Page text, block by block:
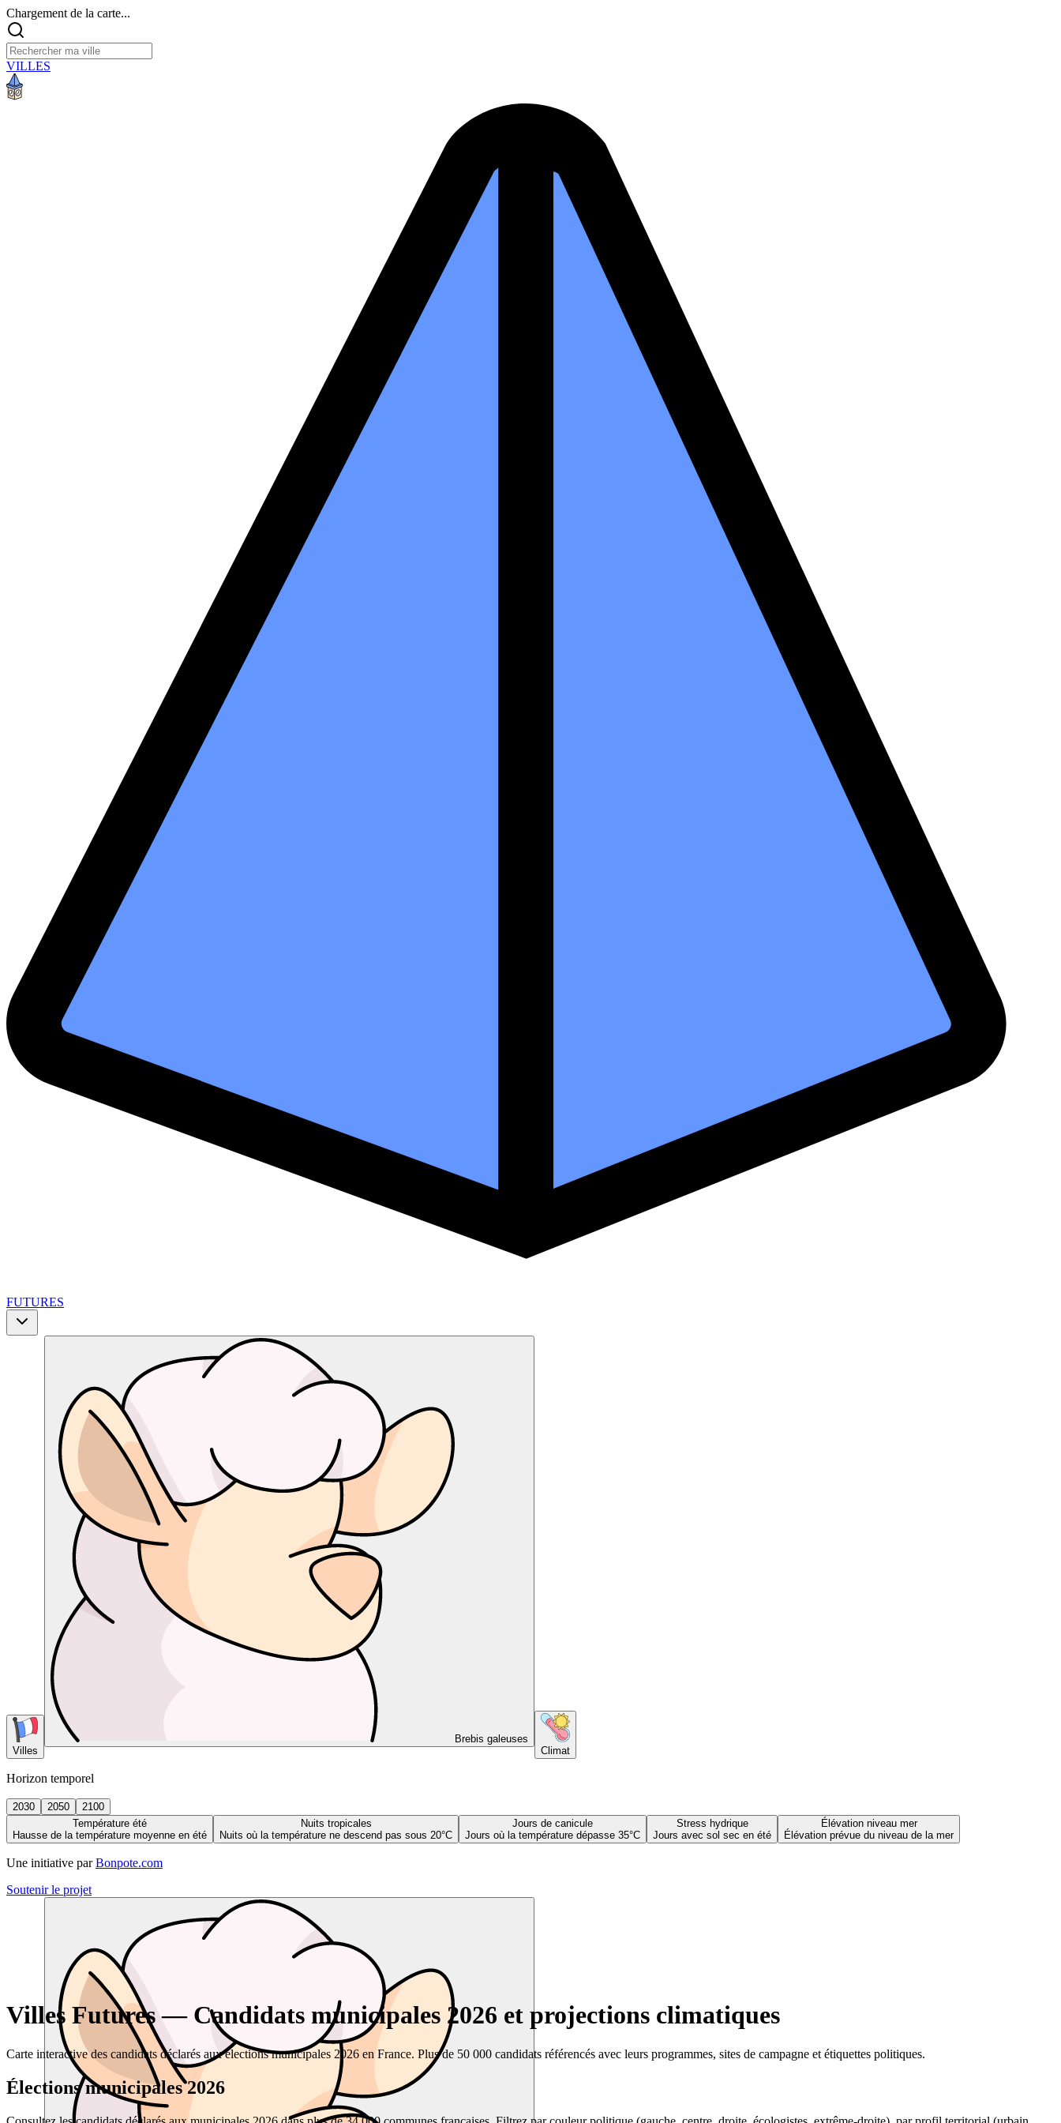
Chargement de la carte...
VILLES
FUTURES
Villes
Brebis galeuses
Climat
Horizon temporel
2030 2050
2100
Température été
Hausse de la température moyenne en été
Nuits tropicales
Nuits où la température ne descend pas sous 20°C
Jours de canicule
Jours où la température dépasse 35°C
Stress hydrique
Jours avec sol sec en été
Élévation niveau mer
Élévation prévue du niveau de la mer
Une initiative par Bonpote.com
Soutenir le projet
Villes Futures — Candidats municipales 2026 et projections climatiques
Carte interactive des candidats déclarés aux élections municipales 2026 en France. Plus de 50 000 candidats référencés avec leurs programmes, sites de campagne et étiquettes politiques.
Élections municipales 2026